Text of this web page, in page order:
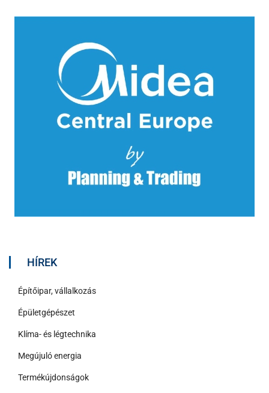
HÍREK
Építőipar, vállalkozás
Épületgépészet
Klíma- és légtechnika
Megújuló energia
Termékújdonságok